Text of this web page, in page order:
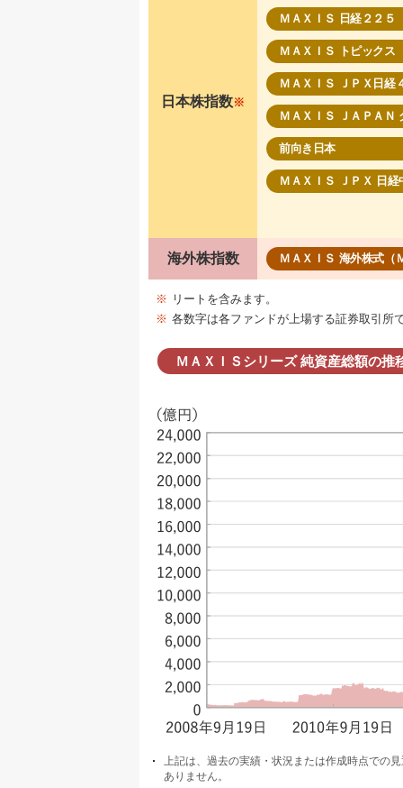
日本株指数※
ＭＡＸＩＳ 日経２２５
ＭＡＸＩＳ トピックス
ＭＡＸＩＳ ＪＰＸ日経
ＭＡＸＩＳ ＪＡＰＡＮ
前向き日本
ＭＡＸＩＳ ＪＰＸ 日経
海外株指数 ＭＡＸＩＳ 海外株式（
※
リートを含みます。
※ 各数字は各ファンドが上場する証券取引所
ＭＡＸＩＳシリーズ 純資産総額の推
上記は、過去の実績・状況または作成時点での
ありません。